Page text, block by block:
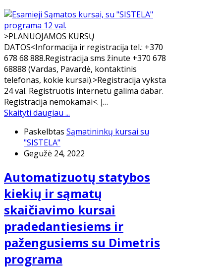
>PLANUOJAMOS KURSŲ
DATOS<Informacija ir registracija tel.: +370
678 68 888.Registracija sms žinute +370 678
68888 (Vardas, Pavardė, kontaktinis
telefonas, kokie kursai).>Registracija vyksta
24 val. Registruotis internetu galima dabar.
Registracija nemokamai<. Į…
Skaityti daugiau ...
Paskelbtas Sąmatininkų kursai su
"SISTELA"
Gegužė 24, 2022
Automatizuotų statybos
kiekių ir sąmatų
skaičiavimo kursai
pradedantiesiems ir
pažengusiems su Dimetris
programa